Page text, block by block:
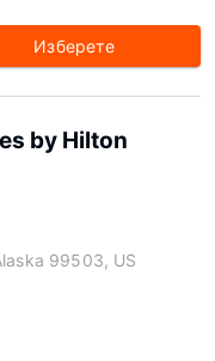
Изберете
by Hilton
99503, US